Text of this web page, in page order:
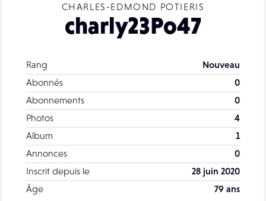
CHARLES-EDMOND POTIERIS
charly23Po47
Rang
Nouveau
Abonnés
0
Abonnements
0
Photos
4
Album
1
Annonces
0
Inscrit depuis le
28 juin 2020
Âge
79 ans